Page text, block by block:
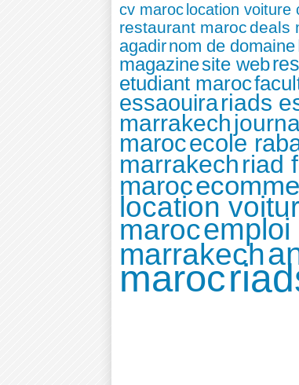
cv maroc location voiture
restaurant marocdeals
agadirnom de domaine
magazinesite web
etudiant maroc
essaouirariads
marrakech
marocecole
marrakechriad
maroc
location
maroc
marrakech
maroc